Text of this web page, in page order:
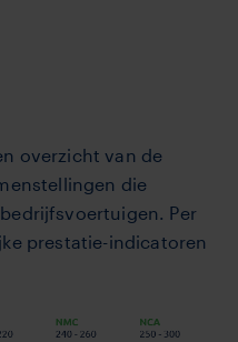
overzicht van de
die
Per
prestatie-indicatoren